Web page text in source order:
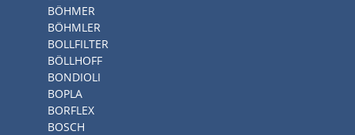
BÖHMER
BÖHMLER
BOLLFILTER
BÖLLHOFF
BONDIOLI
BOPLA
BORFLEX
BOSCH